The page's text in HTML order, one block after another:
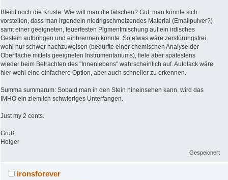
Bleibt noch die Kruste. Wie will man die fälschen? Gut, man könnte sich
vorstellen, dass man irgendein niedrigschmelzendes Material (Emailpulver?)
samt einer geeigneten, feuerfesten Pigmentmischung auf ein irdisches
Gestein aufbringen und einbrennen könnte. So etwas wäre zerstörungsfrei
wohl nur schwer nachzuweisen (bedürfte einer chemischen Analyse der
Oberfläche mittels geeigneten Instrumentariums), fiele aber spätestens
wieder beim Betrachten des "Innenlebens" wahrscheinlich auf. Autolack wäre
hier wohl eine einfachere Option, aber auch schneller zu erkennen.
Summa summarum: Sobald man in den Stein hineinsehen kann, wird das
IMHO ein ziemlich schwieriges Unterfangen.
Just my 2 cents.
Gruß,
Holger
Gespeichert
ironsforever